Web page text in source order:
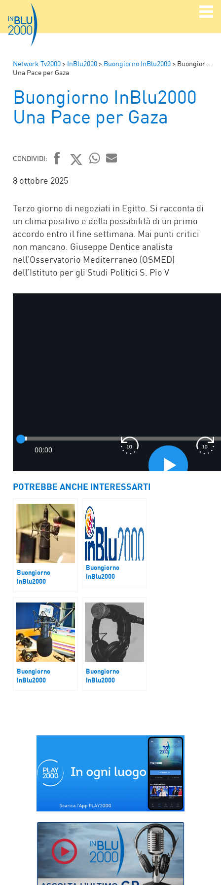
Network Tv2000 > InBlu2000 > Buongiorno InBlu2000 > Buongiorno InBlu2000
Una Pace per Gaza
Buongiorno InBlu2000
Una Pace per Gaza
CONDIVIDI:
FACEBOOK
TWITTER
8 ottobre 2025
Terzo giorno di negoziati in Egitto. Si racconta di
un clima positivo e della possibilità di un primo
accordo entro il fine settimana. Mai punti critici
non mancano. Giuseppe Dentice analista
nell’Osservatorio Mediterraneo (OSMED)
dell’Istituto per gli Studi Politici S. Pio V
POTREBBE ANCHE INTERESSARTI
Buongiorno
InBlu2000
Amsterdam
Buongiorno
InBlu2000
arredo
Buongiorno
InBlu2000
Buongiorno
InBlu2000